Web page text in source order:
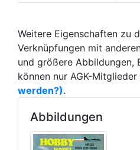
Weitere Eigenschaften zu
Verknüpfungen mit
und größere Abbildungen,
können nur AGK-Mitglieder
werden?).
Abbildungen